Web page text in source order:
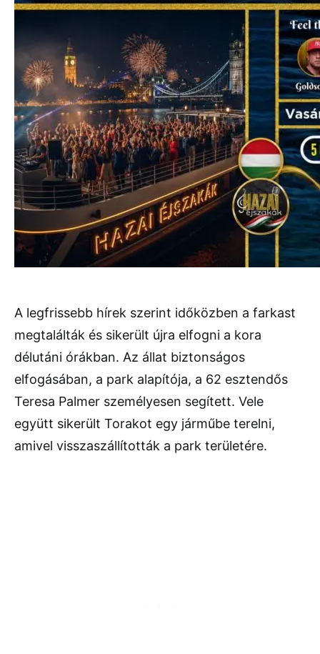
A legfrissebb hírek szerint időközben a farkast
megtalálták és sikerült újra elfogni a kora
délutáni órákban. Az állat biztonságos
elfogásában, a park alapítója, a 62 esztendős
Teresa Palmer személyesen segített. Vele
együtt sikerült Torakot egy járműbe terelni,
amivel visszaszállították a park területére.